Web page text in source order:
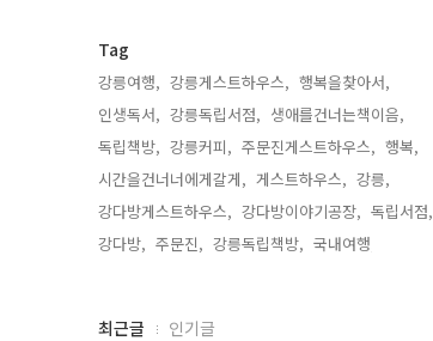
Tag
강릉여행, 강릉게스트하우스, 행복을찾아서,
인생독서, 강릉독립서점, 생애를건너는책이음,
독립책방, 강릉커피, 주문진게스트하우스, 행복,
시간을건너너에게갈게, 게스트하우스, 강릉,
강다방게스트하우스, 강다방이야기공장, 독립서점,
강다방, 주문진, 강릉독립책방, 국내여행,
최
최근글 인기글